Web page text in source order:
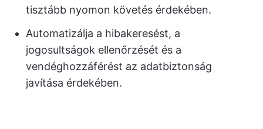
tisztább nyomon követés érdekében.
Automatizálja a hibakeresést, a
jogosultságok ellenőrzését és a
vendéghozzáférést az adatbiztonság
javítása érdekében.